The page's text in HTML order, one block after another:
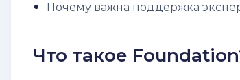
Почему важна поддержка
Что такое